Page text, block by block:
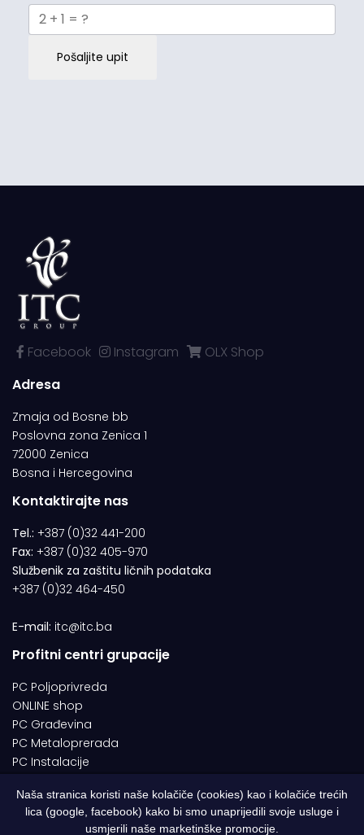
Pošaljite upit
Facebook Instagram
OLX Shop
Adresa
Zmaja od Bosne bb
Poslovna zona Zenica 1
72000 Zenica
Bosna i Hercegovina
Kontaktirajte nas
Tel.: +387 (0)32 441-200
Fax: +387 (0)32 405-970
Službenik za zaštitu ličnih podataka
+387 (0)32 464-450
E-mail: itc@itc.ba
Profitni centri grupacije
PC Poljoprivreda
ONLINE shop
PC Građevina
PC Metaloprerada
PC Instalacije
© 1994-2026 | ITC d.o.o. Zenica. Sva prava pridržana | Designed by
Naša stranica koristi naše kolačiče (cookies) kao i kolačiće trećih
lica (google, facebook) kako bi smo unaprijedili svoje usluge i
usmjerili naše marketinške promocije.